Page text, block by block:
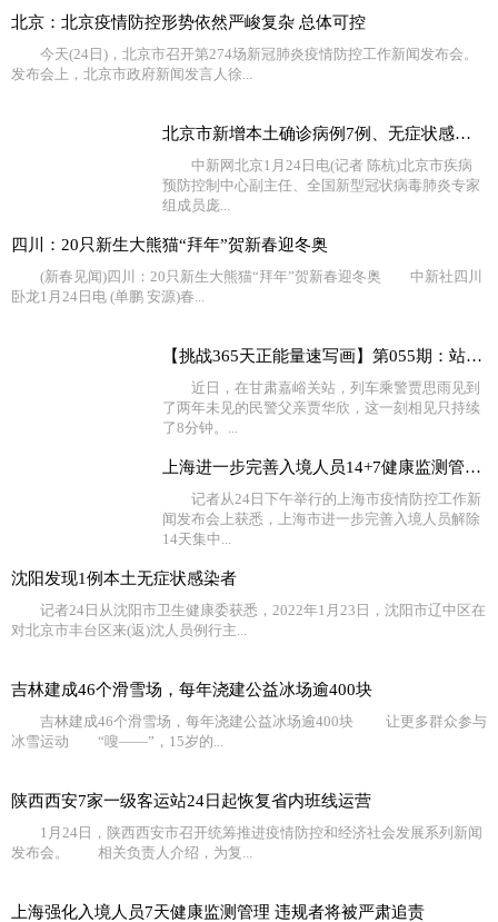
北京：北京疫情防控形势依然严峻复杂 总体可控
今天(24日)，北京市召开第274场新冠肺炎疫情防控工作新闻发布会。
发布会上，北京市政府新闻发言人徐...
北京市新增本土确诊病例7例、无症状感染者2例
中新网北京1月24日电(记者 陈杭)北京市疾病
预防控制中心副主任、全国新型冠状病毒肺炎专家
组成员庞...
四川：20只新生大熊猫“拜年”贺新春迎冬奥
(新春见闻)四川：20只新生大熊猫“拜年”贺新春迎冬奥 中新社四川
卧龙1月24日电 (单鹏 安源)春...
【挑战365天正能量速写画】第055期：站台相聚的8分钟她等
近日，在甘肃嘉峪关站，列车乘警贾思雨见到
了两年未见的民警父亲贾华欣，这一刻相见只持续
了8分钟。...
上海进一步完善入境人员14+7健康监测管理服务
记者从24日下午举行的上海市疫情防控工作新
闻发布会上获悉，上海市进一步完善入境人员解除
14天集中...
沈阳发现1例本土无症状感染者
记者24日从沈阳市卫生健康委获悉，2022年1月23日，沈阳市辽中区在
对北京市丰台区来(返)沈人员例行主...
吉林建成46个滑雪场，每年浇建公益冰场逾400块
吉林建成46个滑雪场，每年浇建公益冰场逾400块 让更多群众参与
冰雪运动 “嗖——”，15岁的...
陕西西安7家一级客运站24日起恢复省内班线运营
1月24日，陕西西安市召开统筹推进疫情防控和经济社会发展系列新闻
发布会。 相关负责人介绍，为复...
上海强化入境人员7天健康监测管理 违规者将被严肃追责